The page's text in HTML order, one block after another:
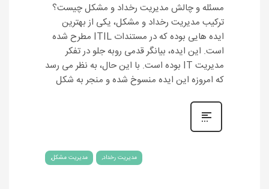
مسئله و چالش مدیریت رخداد و مشکل چیست؟
ترکیب مدیریت رخداد و مشکل، یکی از بهترین
ایده‏ هایی بوده که در مستندات ITIL مطرح شده
است. این ایده، بیانگر قدمی روبه ‏جلو در تفکر
مدیریت IT بوده است. با این حال، به نظر می رسد
که امروزه این ایده منسوخ شده و منجر به شکل‏
مدیریت رخداد مدیریت مشکل